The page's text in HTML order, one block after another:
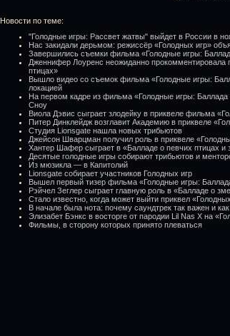
Новости по теме:
"Голодные игры: Рассвет жатвы" выйдет в России в
Нас закидали дерьмом: режиссёр «Голодных игр»
Завершились съемки фильма «Голодные игры:
Дженнифер Лоуренс неожиданно прокомментировала
птицах»
Вышло видео со съемок фильма «Голодные игры:
локацией
На первом кадре из фильма «Голодные игры:
Сноу
Виола Дэвис сыграет злодейку в приквеле фильма
Питер Динклейдж возглавит Академию в приквеле
Студия Lionsgate нашла новых трибьютов
Джейсон Шварцман получил роль в приквеле
Хантер Шафер сыграет в «Балладе о певчих птицах и
Десятые голодные игры собирают трибьютов и
Из мюзикла — в Капитолий
Lionsgate собирает участников Голодных игр
Вышел первый тизер фильма «Голодные игры:
Рэйчел Зеглер сыграет главную роль в «Балладе о
Стало известно, когда может выйти приквел
В начале была нота: почему саундтрек так важен и
Элизабет Бэнкс в восторге от пародии Lil Nas X на
Фильмы, в сторону которых принято плеваться